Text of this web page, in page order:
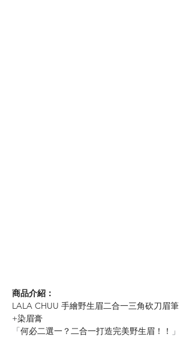
商品介紹：
LALA CHUU 手繪野生眉二合一三角砍刀眉筆
+染眉膏
「何必二選一？二合一打造完美野生眉！！ 」